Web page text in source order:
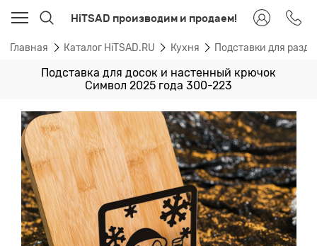
HiTSAD производим и продаем!
Главная Каталог HiTSAD.RU Кухня Подставки для
Подставка для досок и настенный крючок
Символ 2025 года 300-223